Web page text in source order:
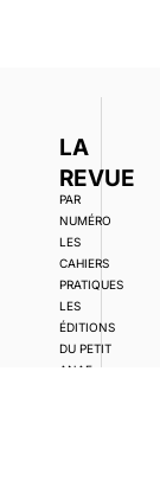
LA
REVUE
PAR
NUMÉRO
LES
CAHIERS
PRATIQUES
LES
ÉDITIONS
DU PETIT
ANAE